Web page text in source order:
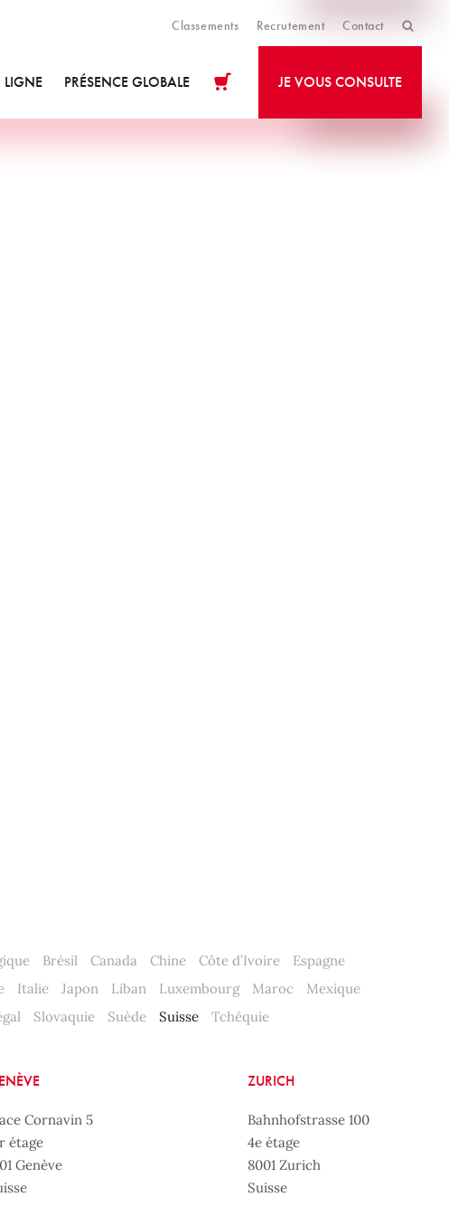
Classements Recrutement Contact
LIGNE PRÉSENCE GLOBALE JE VOUS CONSULTE
Brésil Canada Chine Côte d’Ivoire
Espagne
Italie Japon Liban Luxembourg Maroc
Mexique
Slovaquie Suède Suisse Tchéquie
Cornavin 5
étage
Genève
ZURICH
Bahnhofstrasse 100
4e étage
8001 Zurich
Suisse